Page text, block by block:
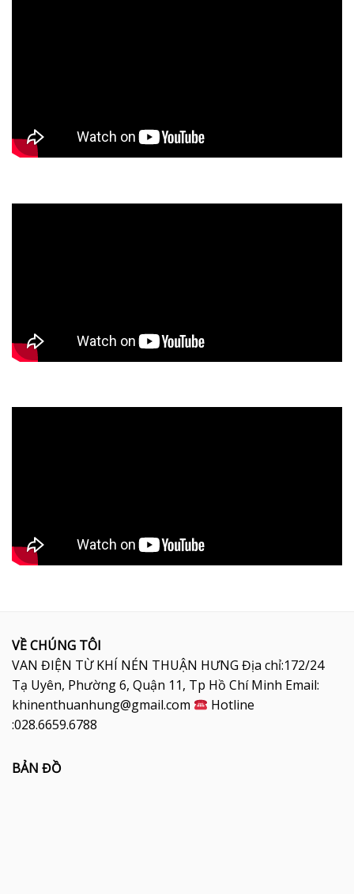
VỀ CHÚNG TÔI
VAN ĐIỆN TỪ KHÍ NÉN THUẬN HƯNG Địa chỉ:172/24
Tạ Uyên, Phường 6, Quận 11, Tp Hồ Chí Minh Email:
khinenthuanhung@gmail.com
Hotline
:028.6659.6788
BẢN ĐỒ